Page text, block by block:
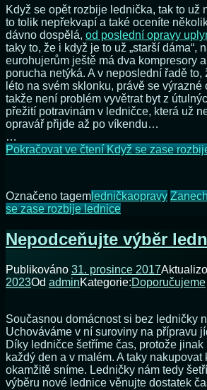
Když se opět rozbije lednička, tak to už
to tolik nepřekvapí a také oceníte
dávno dospělá, od poslední opravy
taky to, že i když je to už „starší dáma“,
eurohujerům ještě má dva kompresory
porucha netýká. A v neposlední řadě to,
léto na svém sklonku, právě se
takže není problém vyvětrat byt z
přežití potravinám v ledničce, která už
opravář přijde až po víkendu…
…
Pokračovat ve čteníKdyž se zase
Označeno tagemledničkaopravy
se zase rozbije lednice
Nepodceňujte výběr
Publikováno 31. prosince 2017
2023Od adminKategorie:Doporučujeme
Současnou domácnost si bez ledničky
Uchováváme v ní suroviny na přípravu
Díky ledničce šetříme čas, protože
každý den a v malém. A taky
okamžitě sníme. Ledničky nám tedy
výběru nové lednice věnujte dostatek